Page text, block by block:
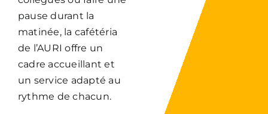
pause durant la
matinée, la cafétéria
de l’AURI offre un
cadre accueillant et
un service adapté au
rythme de chacun.